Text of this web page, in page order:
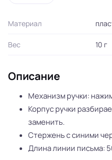
Материал
Вес 10 г
Описание
Механизм ручки:
Корпус ручки
заменить.
Стержень с синими
Длина линии письма: